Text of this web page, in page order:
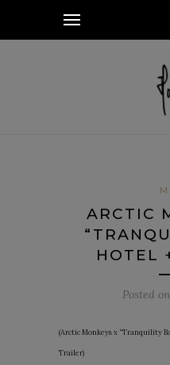
ARCTIC
HOTEL
Posted on
(Arctic Monkeys x “Tranquility
Trailer)